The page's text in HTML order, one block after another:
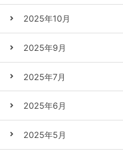
2025年10月
2025年9月
2025年7月
2025年6月
2025年5月